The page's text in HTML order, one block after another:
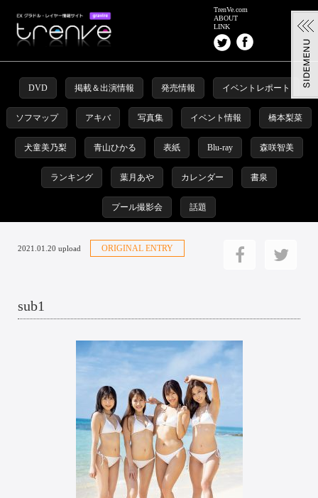
TrenVe.com
ABOUT
LINK
DVD 掲載＆出演情報 発売情報 イベントレポート
ソフマップ アキバ 写真集 イベント情報 橋本梨菜
犬童美乃梨 青山ひかる 表紙 Blu-ray 森咲智美
ランキング 葉月あや カレンダー 書泉
プール撮影会 話題
2021.01.20 upload ORIGINAL ENTRY
sub1